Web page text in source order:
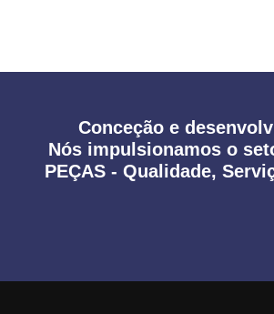
Conceção e
Nós impulsionamos o
PEÇAS - Qualidade,